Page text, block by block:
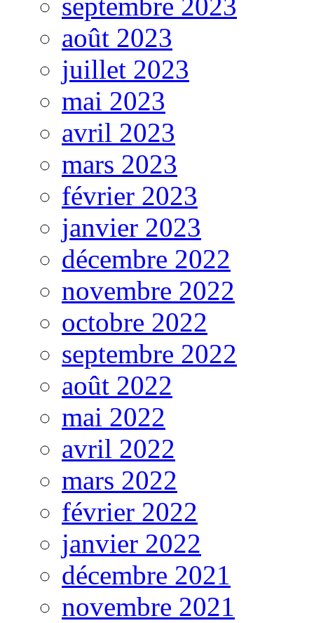
août 2023
juillet 2023
mai 2023
avril 2023
mars 2023
février 2023
janvier 2023
décembre 2022
novembre 2022
octobre 2022
septembre 2022
août 2022
mai 2022
avril 2022
mars 2022
février 2022
janvier 2022
décembre 2021
novembre 2021